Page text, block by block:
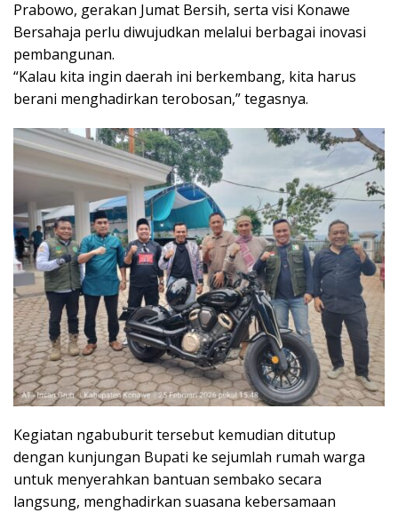
Prabowo, gerakan Jumat Bersih, serta visi Konawe
Bersahaja perlu diwujudkan melalui berbagai inovasi
pembangunan.
“Kalau kita ingin daerah ini berkembang, kita harus
berani menghadirkan terobosan,” tegasnya.
Kegiatan ngabuburit tersebut kemudian ditutup
dengan kunjungan Bupati ke sejumlah rumah warga
untuk menyerahkan bantuan sembako secara
langsung, menghadirkan suasana kebersamaan